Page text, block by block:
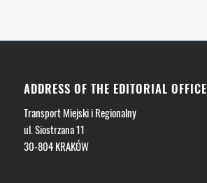
ADDRESS OF THE EDITORIAL OFFICE
Transport Miejski i Regionalny
ul. Siostrzana 11
30-804 KRAKÓW